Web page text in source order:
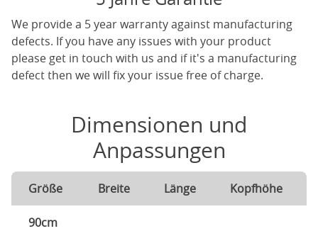
We provide a 5 year warranty against manufacturing
defects. If you have any issues with your product
please get in touch with us and if it's a manufacturing
defect then we will fix your issue free of charge.
Dimensionen und
Anpassungen
Größe Breite Länge Kopfhöhe
90cm